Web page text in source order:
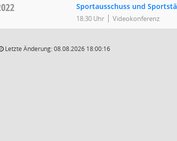
Sportausschuss und
18:30 Uhr Videokonferenz
Letzte Änderung: 08.08.2026 18:00:16